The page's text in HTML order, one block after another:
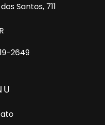
Santos, 711
2649